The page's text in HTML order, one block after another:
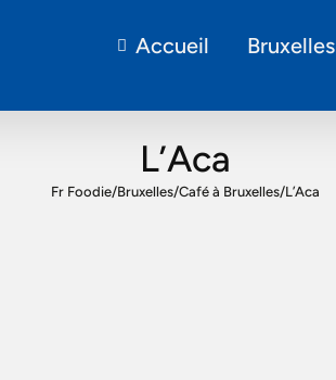
Accueil Bruxelles
L’Aca
Fr Foodie/Bruxelles/Café à Bruxelles/L’Aca